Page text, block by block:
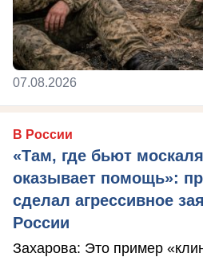
07.08.2026
В России
«Там, где бьют
оказывает помощь»:
сделал агрессивное
России
Захарова: Это пример